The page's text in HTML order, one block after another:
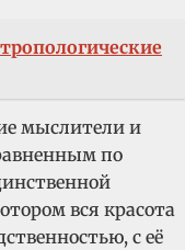
мыслители и
по
вся красота
с её